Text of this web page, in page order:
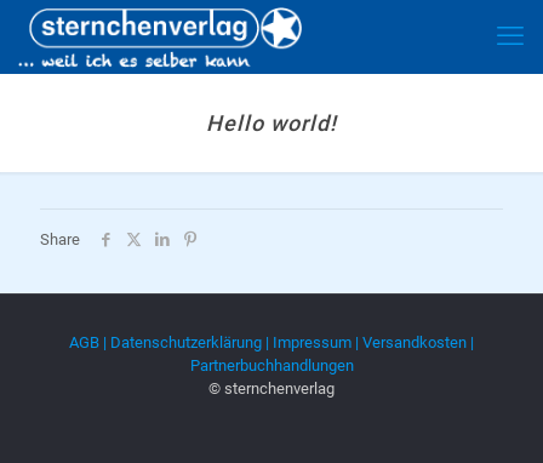
Hello world!
Share
AGB | Datenschutzerklärung | Impressum | Versandkosten |
Partnerbuchhandlungen
© sternchenverlag